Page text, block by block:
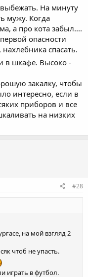
На минуту
мужу. Когда
а про кота забыл....
опасности
спасать.
в шкафе. Высоко -
закалку, чтобы
интересно, если в
приборов и все
на низких
#28
на мой взгляд 2
чтоб не упасть.
играть в футбол.